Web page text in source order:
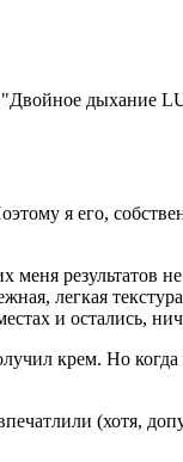
я его,
результатов
легкая
и остались,
крем. Но
(хотя,